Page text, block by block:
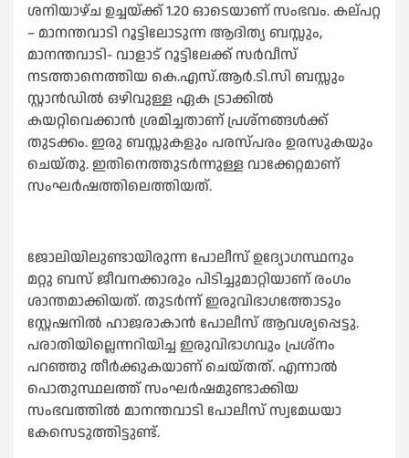
ശനിയാഴ്ച ഉച്ചയ്ക്ക് 1.20 ഓടെയാണ് സംഭവം. കല്പറ്റ
– മാനന്തവാടി റൂട്ടിലോടുന്ന ആദിത്യ ബസ്സും,
മാനന്തവാടി- വാളാട് റൂട്ടിലേക്ക് സര്‍വീസ്
നടത്താനെത്തിയ കെ.എസ്.ആര്‍.ടി.സി ബസ്സും
സ്റ്റാന്‍ഡില്‍ ഒഴിവുള്ള ഏക ട്രാക്കില്‍
കയറ്റിവെക്കാന്‍ ശ്രമിച്ചതാണ് പ്രശ്നങ്ങള്‍ക്ക്
തുടക്കം. ഇരു ബസ്സുകളും പരസ്പരം ഉരസുകയും
ചെയ്തു. ഇതിനെത്തുടര്‍ന്നുള്ള വാക്കേറ്റമാണ്
സംഘര്‍ഷത്തിലെത്തിയത്.
ജോലിയിലുണ്ടായിരുന്ന പോലീസ് ഉദ്യോഗസ്ഥനും
മറ്റു ബസ് ജീവനക്കാരും പിടിച്ചുമാറ്റിയാണ് രംഗം
ശാന്തമാക്കിയത്. തുടര്‍ന്ന് ഇരുവിഭാഗത്തോടും
സ്റ്റേഷനില്‍ ഹാജരാകാന്‍ പോലീസ് ആവശ്യപ്പെട്ടു.
പരാതിയില്ലെന്നറിയിച്ച ഇരുവിഭാഗവും പ്രശ്നം
പറഞ്ഞു തീര്‍ക്കുകയാണ് ചെയ്തത്. എന്നാല്‍
പൊതുസ്ഥലത്ത് സംഘര്‍ഷമുണ്ടാക്കിയ
സംഭവത്തില്‍ മാനന്തവാടി പോലീസ് സ്വമേധയാ
കേസെടുത്തിട്ടുണ്ട്.